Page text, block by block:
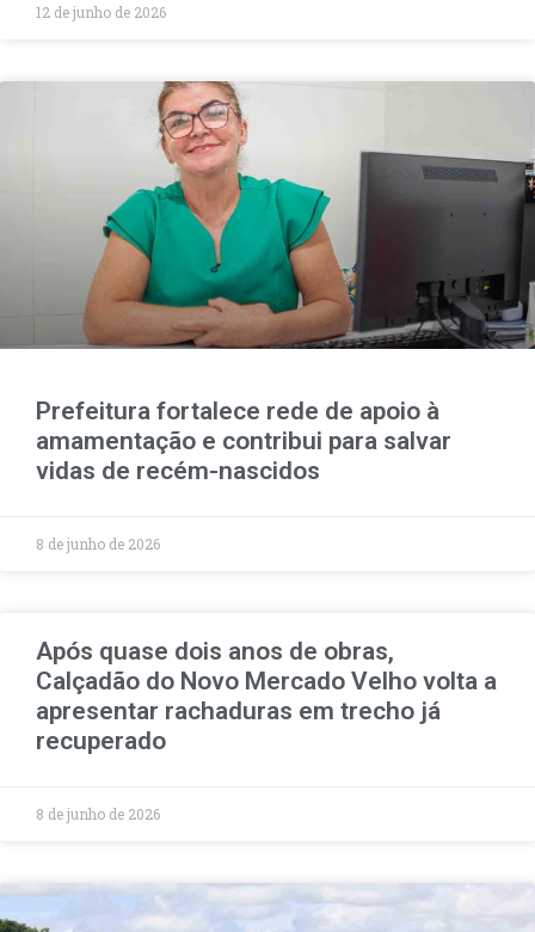
12 de junho de 2026
Prefeitura fortalece rede de apoio à
amamentação e contribui para salvar
vidas de recém-nascidos
8 de junho de 2026
Após quase dois anos de obras,
Calçadão do Novo Mercado Velho volta a
apresentar rachaduras em trecho já
recuperado
8 de junho de 2026